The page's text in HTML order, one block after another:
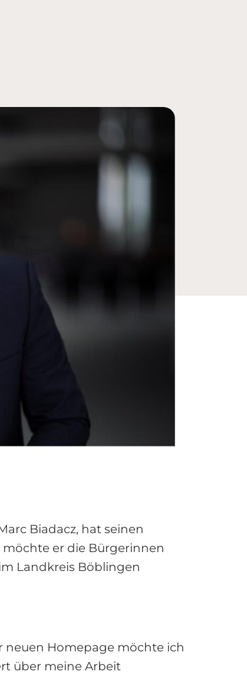
Biadacz, hat seinen
er die Bürgerinnen
Landkreis Böblingen
neuen Homepage möchte ich
über meine Arbeit